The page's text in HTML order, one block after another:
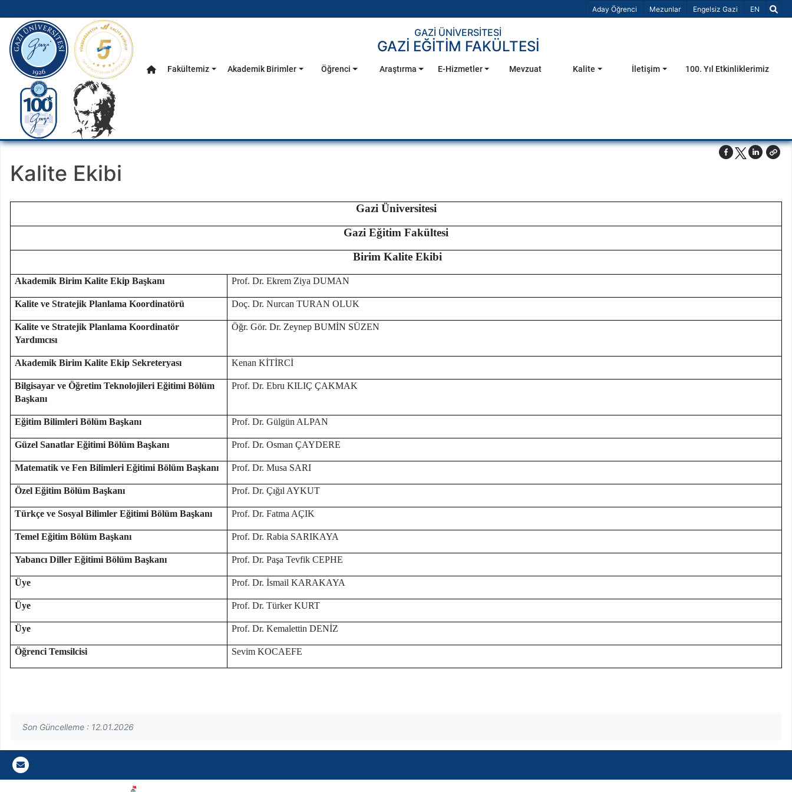
Aday Öğrenci Mezunlar Engelsiz Gazi Dil Seçiniz
EN
Ana Menü
gazi.edu.tr
GAZİ ÜNİVERSİTESİ
GAZİ EĞİTİM FAKÜLTESİ
Anasayfa
Fakültemiz Akademik Birimler Öğrenci Araştırma E-Hizmetler Mevzuat Kalite İletişim 100. Yıl Etkinliklerimiz
Kalite Ekibi
Gazi Üniversitesi
Gazi Eğitim Fakültesi
Birim Kalite Ekibi
Akademik Birim Kalite Ekip Başkanı Prof. Dr. Ekrem Ziya DUMAN
Kalite ve Stratejik Planlama Koordinatörü Doç. Dr. Nurcan TURAN OLUK
Kalite ve Stratejik Planlama Koordinatör
Yardımcısı
Öğr. Gör. Dr. Zeynep BUMİN SÜZEN
Akademik Birim Kalite Ekip Sekreteryası Kenan KİTİRCİ
Bilgisayar ve Öğretim Teknolojileri Eğitimi Bölüm
Başkanı
Prof. Dr. Ebru KILIÇ ÇAKMAK
Eğitim Bilimleri Bölüm Başkanı Prof. Dr. Gülgün ALPAN
Güzel Sanatlar Eğitimi Bölüm Başkanı Prof. Dr. Osman ÇAYDERE
Matematik ve Fen Bilimleri Eğitimi Bölüm Başkanı Prof. Dr. Musa SARI
Özel Eğitim Bölüm Başkanı Prof. Dr. Çığıl AYKUT
Türkçe ve Sosyal Bilimler Eğitimi Bölüm Başkanı Prof. Dr. Fatma AÇIK
Temel Eğitim Bölüm Başkanı Prof. Dr. Rabia SARIKAYA
Yabancı Diller Eğitimi Bölüm Başkanı Prof. Dr. Paşa Tevfik CEPHE
Üye Prof. Dr. İsmail KARAKAYA
Üye Prof. Dr. Türker KURT
Üye Prof. Dr. Kemalettin DENİZ
Öğrenci Temsilcisi Sevim KOCAEFE
Son Güncelleme : 12.01.2026
Gazi E-Mail